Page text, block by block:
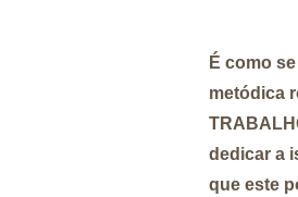
É como
metódica
dedicar a
que este